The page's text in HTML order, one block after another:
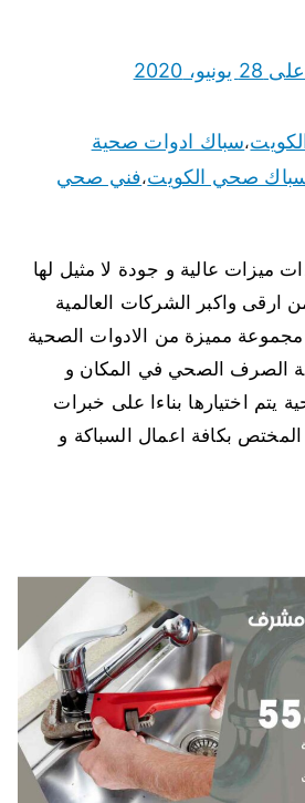
28 يونيو، 2020
،سباك ادوات صحية
صحي الكويت،فني صحي
ميزات عالية و جودة لا مثيل لها
ارقى واكبر الشركات العالمية
مميزة من الادوات الصحية
الصرف الصحي في المكان و
يتم اختيارها بناءا على خبرات
بكافة اعمال السباكة و